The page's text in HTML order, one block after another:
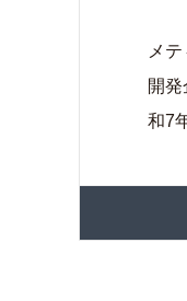
メ
開
和7